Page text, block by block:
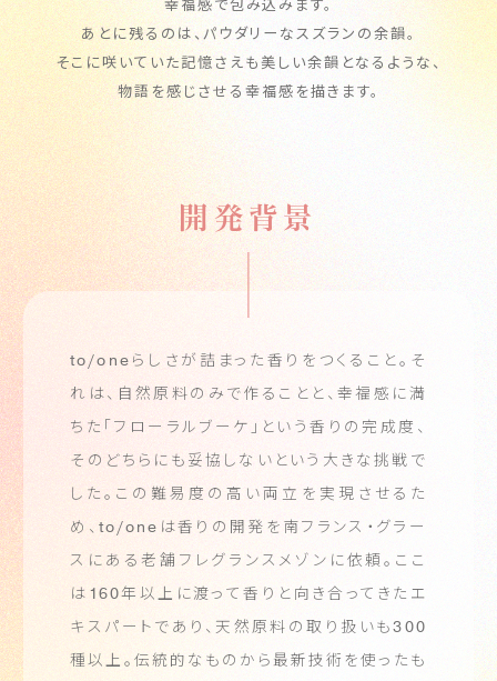
幸福感で包み込みます。
あとに残るのは、パウダリーなスズランの余韻。
そこに咲いていた記憶さえも美しい余韻となるような、
物語を感じさせる幸福感を描きます。
開発背景
to/one らしさが詰まった香りをつくること。 そ
れは、自然原料のみで作ることと、幸福感に満
ちた「フローラルブーケ」という香りの完成度、
そのどちらにも妥協しないという大きな挑戦で
した。 この難易度の高い両立を実現させるた
め、 to/one は香りの開発を南フランス・グラー
スにある老舗フレグランスメゾンに依頼。 ここ
は 160年以上に渡って香りと向き合ってきたエ
キスパートであり、天然原料の取り扱いも300
種以上。 伝統的なものから最新技術を使ったも